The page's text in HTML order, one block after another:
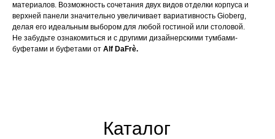
материалов. Возможность сочетания двух видов отделки корпуса и
верхней панели значительно увеличивает вариативность Gioberg,
делая его идеальным выбором для любой гостиной или столовой.
Не забудьте ознакомиться и с другими дизайнерскими тумбами-
буфетами и буфетами от Alf DaFrè.
Каталог